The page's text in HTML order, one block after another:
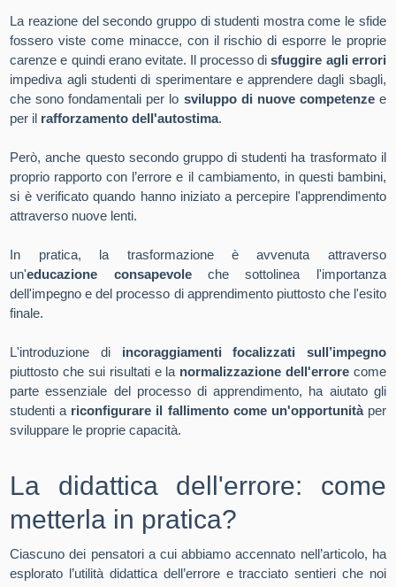
La reazione del secondo gruppo di studenti mostra come le sfide
fossero viste come minacce, con il rischio di esporre le proprie
carenze e quindi erano evitate. Il processo disfuggire agli errori
impediva agli studenti di sperimentare e apprendere dagli sbagli,
che sono fondamentali per lo sviluppo di nuove competenzee
per il rafforzamento dell'autostima.
Però, anche questo secondo gruppo di studenti ha trasformato il
proprio rapporto con l’errore e il cambiamento, in questi bambini,
si è verificato quando hanno iniziato a percepire l'apprendimento
attraverso nuove lenti.
In pratica, la trasformazione è avvenuta attraverso
un'educazione consapevoleche sottolinea l'importanza
dell'impegno e del processo di apprendimento piuttosto che l'esito
finale.
L'introduzione di incoraggiamenti focalizzati sull’impegno
piuttosto che sui risultati e la normalizzazione dell'errorecome
parte essenziale del processo di apprendimento, ha aiutato gli
studenti a riconfigurare il fallimento come un'opportunitàper
sviluppare le proprie capacità.
La didattica dell'errore: come
metterla in pratica?
Ciascuno dei pensatori a cui abbiamo accennato nell’articolo, ha
esplorato l’utilità didattica dell’errore e tracciato sentieri che noi